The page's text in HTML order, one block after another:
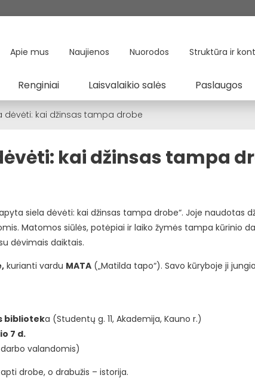
Apie mus Naujienos Nuorodos Struktūra ir
Renginiai Laisvalaikio salės Paslaugos
dėvėti: kai džinsas tampa drobe
kai džinsas tampa
siela dėvėti: kai džinsas tampa drobe“. Joje naudotas
Matomos siūlės, potėpiai ir laiko žymės tampa kūrinio
dėvimais daiktais.
kurianti vardu MATA („Matilda tapo“). Savo kūryboje ji
biblioteka (Studentų g. 11, Akademija, Kauno r.)
7 d.
valandomis)
drobe, o drabužis – istorija.